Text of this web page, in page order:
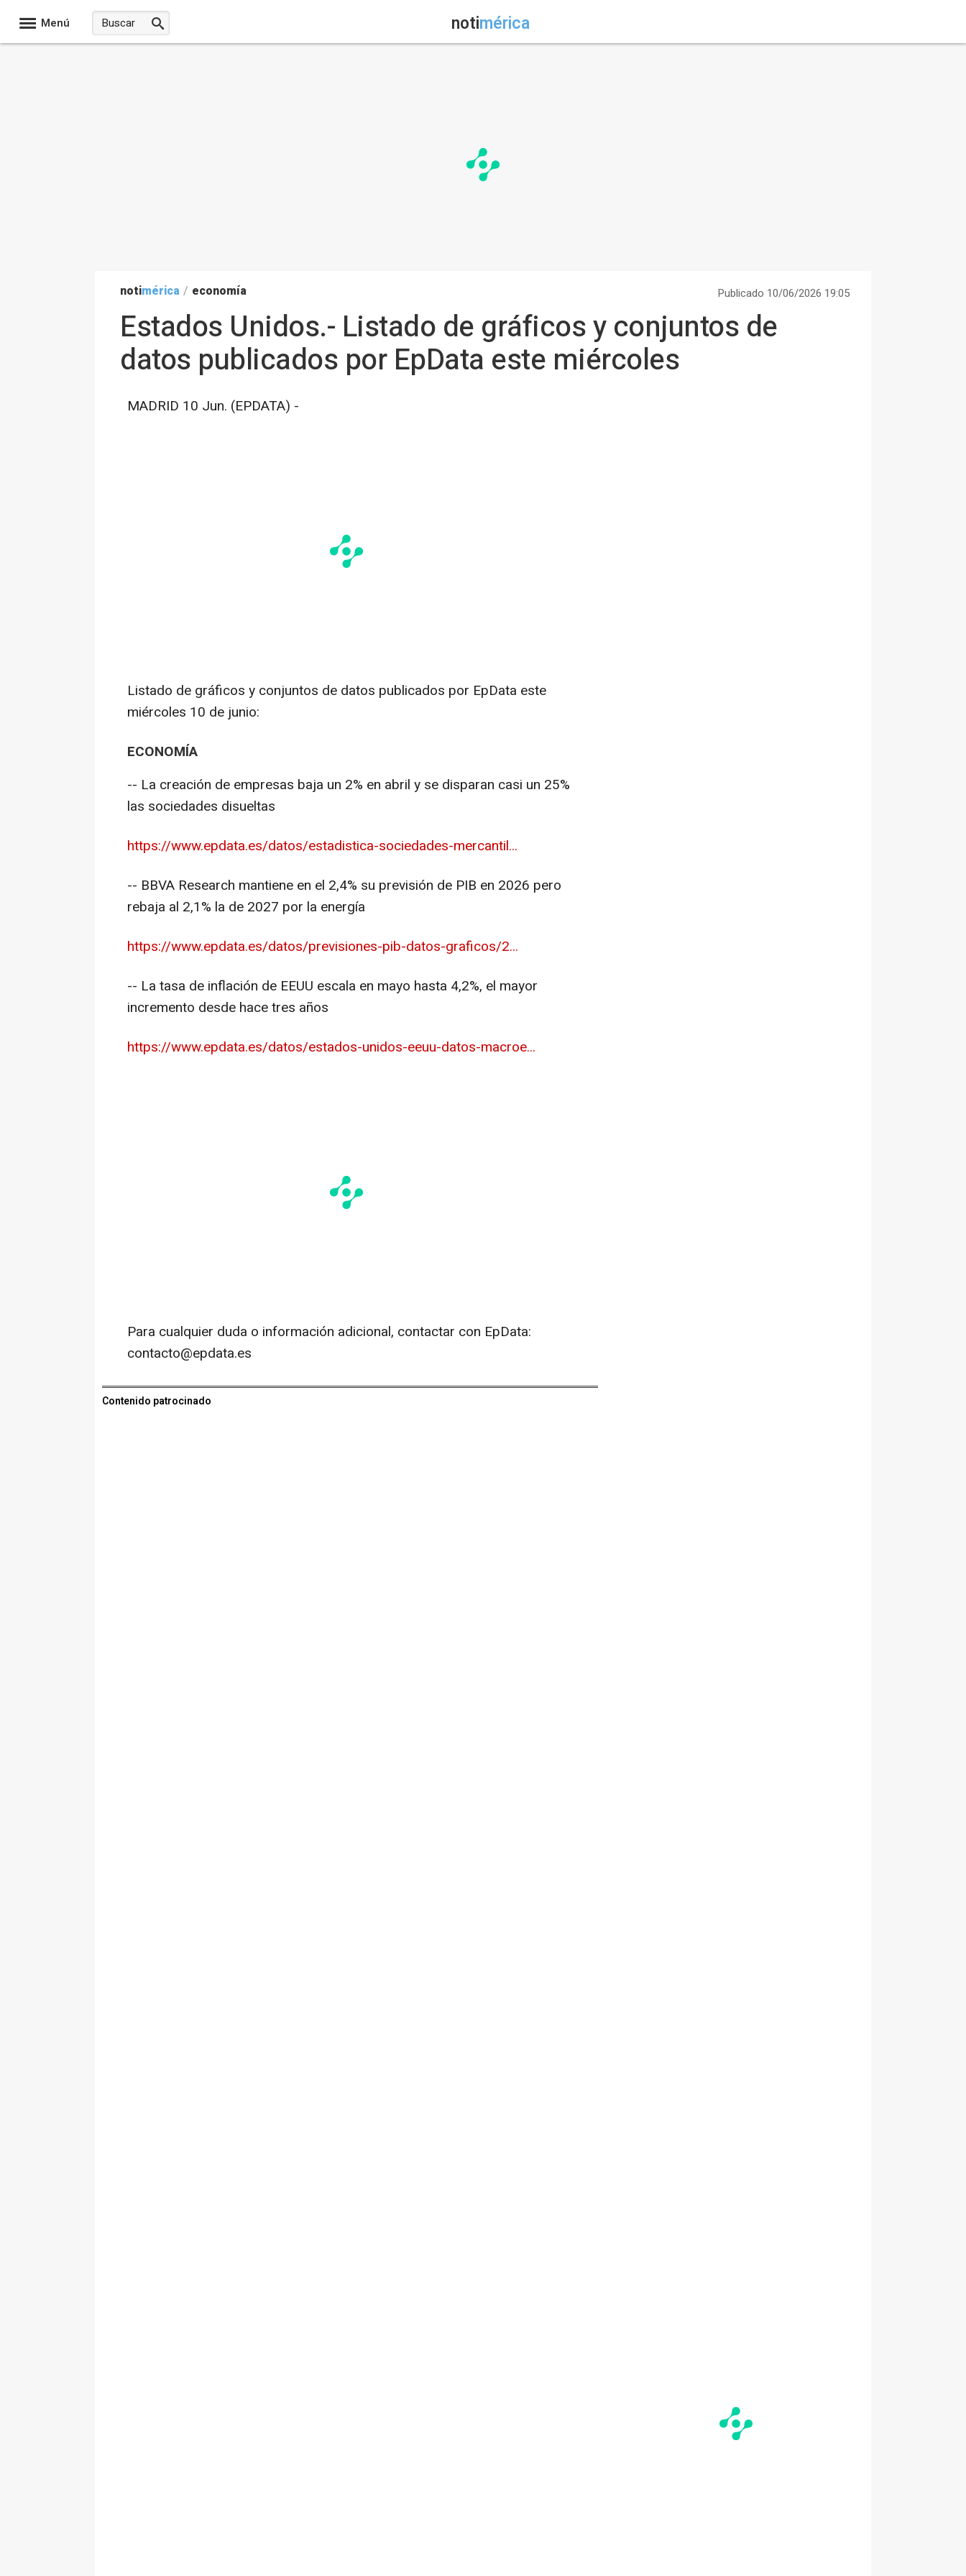
Menú notimérica
notimérica / economía Publicado 10/06/2026 19:05
Estados Unidos.- Listado de gráficos y conjuntos de
datos publicados por EpData este miércoles
MADRID 10 Jun. (EPDATA) -
Listado de gráficos y conjuntos de datos publicados por EpData este
miércoles 10 de junio:
ECONOMÍA
-- La creación de empresas baja un 2% en abril y se disparan casi un 25%
las sociedades disueltas
https://www.epdata.es/datos/estadistica-sociedades-mercantil...
-- BBVA Research mantiene en el 2,4% su previsión de PIB en 2026 pero
rebaja al 2,1% la de 2027 por la energía
https://www.epdata.es/datos/previsiones-pib-datos-graficos/2...
-- La tasa de inflación de EEUU escala en mayo hasta 4,2%, el mayor
incremento desde hace tres años
https://www.epdata.es/datos/estados-unidos-eeuu-datos-macroe...
Para cualquier duda o información adicional, contactar con EpData:
contacto@epdata.es
Contenido patrocinado